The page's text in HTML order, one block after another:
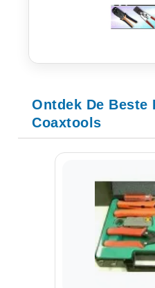
Ontdek De Beste
Coaxtools